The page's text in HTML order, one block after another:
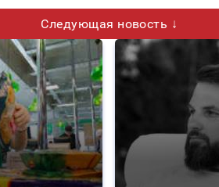
Следующая новость ↓